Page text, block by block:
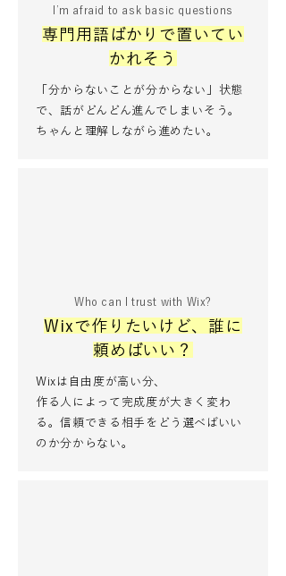
I’m afraid to ask basic questions
専門用語ばかりで置いてい
かれそう
「分からないことが分からない」状態
で、話がどんどん進んでしまいそう。
ちゃんと理解しながら進めたい。
Who can I trust with Wix?
Wixで作りたいけど、誰に
頼めばいい？
Wixは自由度が高い分、
作る人によって完成度が大きく変わ
る。信頼できる相手をどう選べばいい
のか分からない。